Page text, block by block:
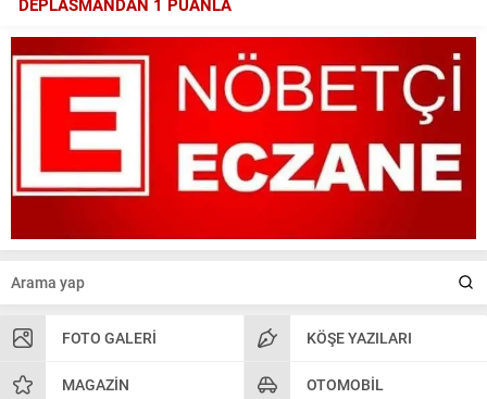
FOTO GALERI KÖŞE YAZILARI
MAGAZIN OTOMOBIL